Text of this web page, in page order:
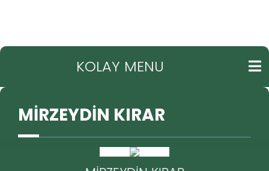
KOLAY MENU
MİRZEYDİN KIRAR